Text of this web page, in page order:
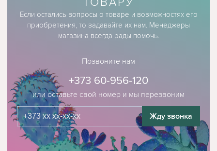
Если остались вопросы о товаре и возможностях его
приобретения, то задавайте их нам. Менеджеры
магазина всегда рады помочь.
Позвоните нам
или оставьте свой номер и мы перезвоним
+373 60-956-120
Жду звонка